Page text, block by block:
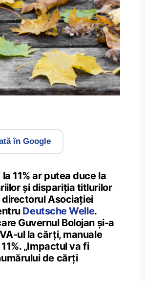
în Google
11% ar putea duce la
și dispariția titlurilor
Asociației
Deutsche Welle.
Guvernul Bolojan și-a
ul la cărți, manuale
„Impactul va fi
de cărți